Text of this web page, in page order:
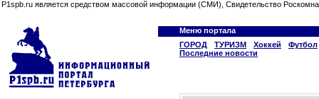
P1spb.ru является средством массовой информации (СМИ), Свидетельство
Меню портала
ГОРОД
ТУРИЗМ Хоккей
Футбол
Последние новости